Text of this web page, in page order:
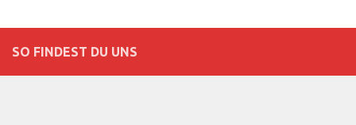
SO FINDEST DU UNS